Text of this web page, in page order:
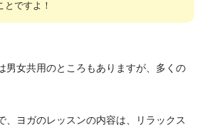
とですよ！
男女共用のところもありますが、多くの
、ヨガのレッスンの内容は、リラックス